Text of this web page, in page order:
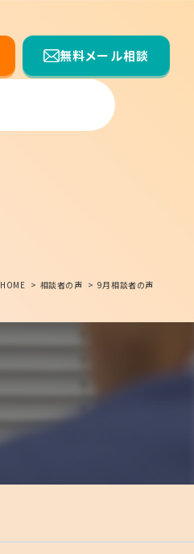
無料メール相談
HOME 相談者の声 9月相談者の声